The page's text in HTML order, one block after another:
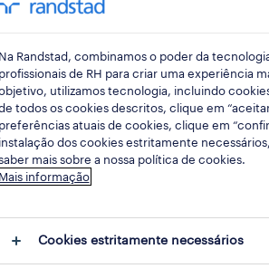
com
Na Randstad, combinamos o poder da
profissionais de RH para criar uma experiência
utilizamos tecnologia, incluindo
todos os cookies descritos, clique em
preferências atuais de cookies, clique em
instalação dos cookies estritamente
mais sobre a nossa política de cookies.
Mais informação
Cookies estritamente necessários